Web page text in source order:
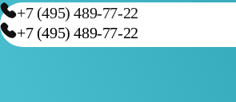
+7 (495) 489-77-22
+7 (495) 489-77-22